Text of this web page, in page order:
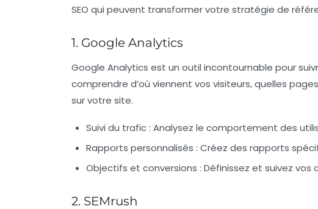
SEO qui peuvent transformer votre stratégie de
1. Google Analytics
Google Analytics est un outil incontournable pour
comprendre d’où viennent vos visiteurs, quelles
sur votre site.
Suivi du trafic : Analysez le comportement des
Rapports personnalisés : Créez des rapports
Objectifs et conversions : Définissez et suivez vos
2. SEMrush